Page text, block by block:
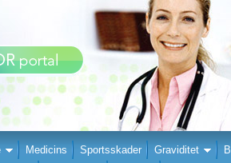
Medicins Sportsskader Graviditet